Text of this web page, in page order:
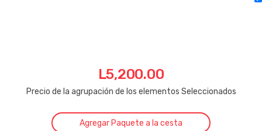
L5,200.00
Precio de la agrupación de los elementos Seleccionados
Agregar Paquete a la cesta